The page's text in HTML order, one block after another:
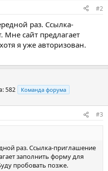
#2
раз. Ссылка-
Мне сайт предлагает
я уже авторизован.
582 Команда форума
#3
раз. Ссылка-приглашение
заполнить форму для
пробовать позже.